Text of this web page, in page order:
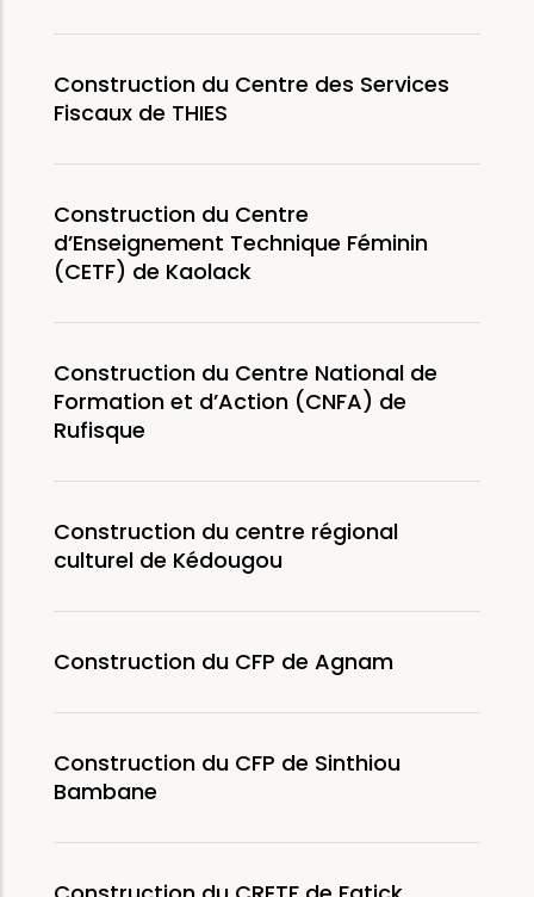
Construction du Centre des Services
Fiscaux de THIES
Construction du Centre
d’Enseignement Technique Féminin
(CETF) de Kaolack
Construction du Centre National de
Formation et d’Action (CNFA) de
Rufisque
Construction du centre régional
culturel de Kédougou
Construction du CFP de Agnam
Construction du CFP de Sinthiou
Bambane